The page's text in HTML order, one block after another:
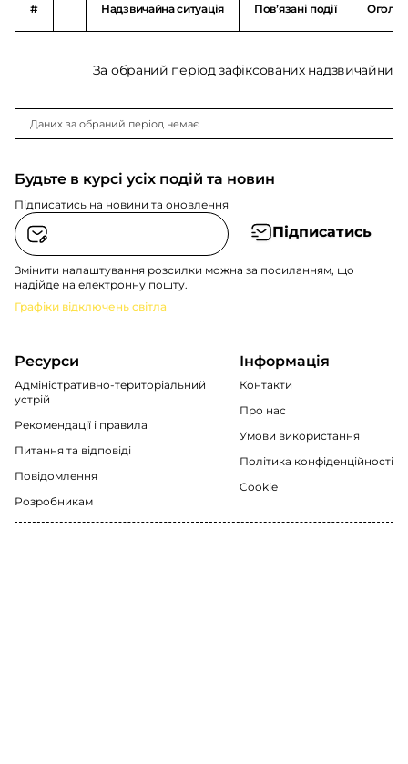
# Надзвичайна ситуація Повʼязані події
За обраний період зафіксованих надзвичайних
Даних за обраний період немає
Будьте в курсі усіх подій та новин
Підписатись на новини та оновлення
Підписатись
Змінити налаштування розсилки можна за посиланням, що
надійде на електронну пошту.
Графіки відключень світла
Ресурси
Адміністративно-територіальний
устрій
Рекомендації i правила
Питання та відповіді
Повідомлення
Розробникам
Інформація
Контакти
Про нас
Умови використання
Політика конфіденційності
Cookie